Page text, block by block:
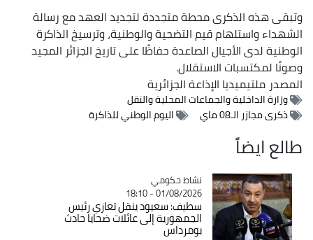
وتبقى هذه الذكرى محطة متجددة لتجديد العهد مع رسالة
الشهداء واستلهام قيم التضحية والوطنية، وترسيخ الذاكرة
الوطنية لدى الأجيال الصاعدة حفاظًا على تاريخ الجزائر المجيد
وصونًا لمكتسبات الاستقلال.
المصدرملتيميديا الإذاعة الجزائرية
وزارة الداخلية والجماعات المحلية والنقل
ذكرى مجازر الـ08 ماي
اليوم الوطني للذاكرة
طالع ايضاً
Catégorie
نشاط حكومي
01/08/2026 - 18:10
سطيف: سعيود ينقل تعازي رئيس
الجمهورية إلى عائلات ضحايا حادث
بومرداس